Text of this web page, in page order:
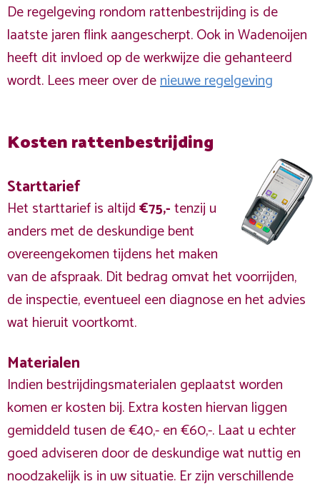
De regelgeving rondom rattenbestrijding is de
laatste jaren flink aangescherpt. Ook in Wadenoijen
heeft dit invloed op de werkwijze die gehanteerd
wordt. Lees meer over denieuwe regelgeving
Kosten rattenbestrijding
Starttarief
Het starttarief is altijd€75,-tenzij u
anders met de deskundige bent
overeengekomen tijdens het maken
van de afspraak. Dit bedrag omvat het voorrijden,
de inspectie, eventueel een diagnose en het advies
wat hieruit voortkomt.
Materialen
Indien bestrijdingsmaterialen geplaatst worden
komen er kosten bij. Extra kosten hiervan liggen
gemiddeld tusen de €40,- en €60,-. Laat u echter
goed adviseren door de deskundige wat nuttig en
noodzakelijk is in uw situatie. Er zijn verschillende